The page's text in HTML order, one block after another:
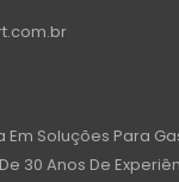
Em Soluções Para
30 Anos De